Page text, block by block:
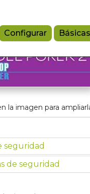
Configurar Básicas
la imagen para
seguridad
de seguridad